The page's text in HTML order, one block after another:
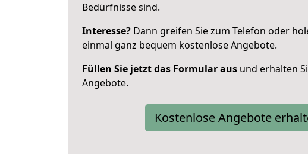
Bedürfnisse sind.
Interesse? Dann greifen Sie zum Telefon oder
einmal ganz bequem kostenlose Angebote.
Füllen Sie jetzt das Formular aus und erhalten
Angebote.
Kostenlose Angebote